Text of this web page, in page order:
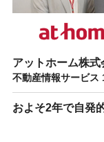
アットホーム株式
不動産情報サービス
およそ2年で自発